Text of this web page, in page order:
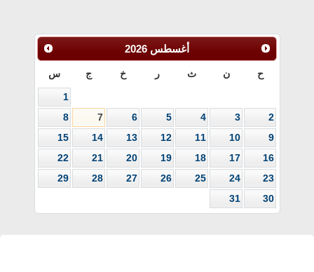
أغسطس 2026
ح ن ث ر خ ج س
1
2
3
4
5
6
7
8
9
10
11
12
13
14
15
16
17
18
19
20
21
22
23
24
25
26
27
28
29
30
31